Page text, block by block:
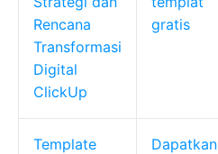
Rencana
Transformasi
Digital
ClickUp
gratis
Template
Dapatkan